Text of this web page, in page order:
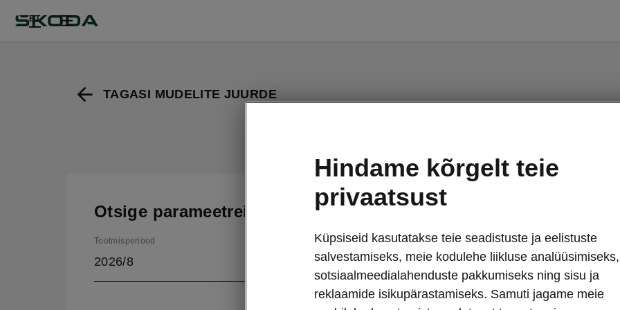
ET
TAGASI MUDELITE JUURDE
Otsige parameetreid
Tootmisperiood
2026/8
Turg
Muud
Hindame kõrgelt teie
privaatsust
Küpsiseid kasutatakse teie seadistuste ja eelistuste
salvestamiseks, meie kodulehe liikluse analüüsimiseks,
sotsiaalmeedialahenduste pakkumiseks ning sisu ja
reklaamide isikupärastamiseks. Samuti jagame meie